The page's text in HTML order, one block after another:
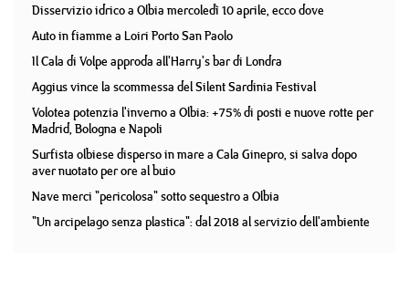
Disservizio idrico a Olbia mercoledì 10 aprile, ecco dove
Auto in fiamme a Loiri Porto San Paolo
Il Cala di Volpe approda all'Harry's bar di Londra
Aggius vince la scommessa del Silent Sardinia Festival
Volotea potenzia l'inverno a Olbia: +75% di posti e nuove rotte per
Madrid, Bologna e Napoli
Surfista olbiese disperso in mare a Cala Ginepro, si salva dopo
aver nuotato per ore al buio
Nave merci "pericolosa" sotto sequestro a Olbia
"Un arcipelago senza plastica": dal 2018 al servizio dell'ambiente